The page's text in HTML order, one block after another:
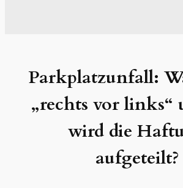
Parkplatzunfall:
„rechts vor links“
wird die
aufgeteilt?